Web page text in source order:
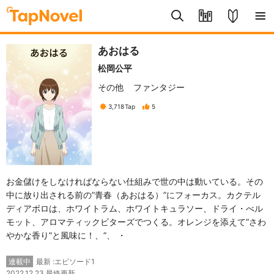
あおはる
松岡公平
その他
ファンタジー
3,718Tap 5
お金儲けをしなければならない仕組みで世の中は動いている。その
中に放り出される前の”青春（あおはる）”にフォーカス。カクテル
ディアボロは、ホワイトラム、ホワイトキュラソー、ドライ・べル
モット、アロマティックビターズでつくる。オレンジを添えて”さわ
やかな香り”と風味に！、”、 ・
連載中
最新 :エピソード1